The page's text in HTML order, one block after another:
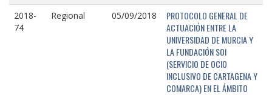
2018-
74
Regional 05/09/2018
PROTOCOLO GENERAL DE
ACTUACIÓN ENTRE LA
UNIVERSIDAD DE MURCIA Y
LA FUNDACIÓN SOI
(SERVICIO DE OCIO
INCLUSIVO DE CARTAGENA Y
COMARCA) EN EL ÁMBITO